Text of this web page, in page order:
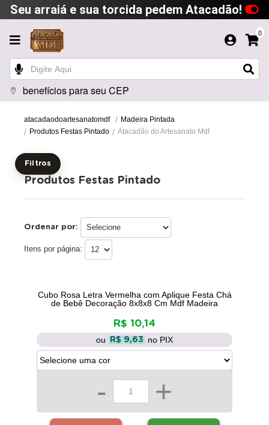
Seu arraiá e sua torcida pedem Atacadão!
0
benefícios para seu CEP
atacadaodoartesanatomdf
Madeira Pintada
Produtos Festas Pintado
Atacadão do Artesanato Mdf
Filtros
Produtos Festas Pintado
Ordenar por:
Itens por página:
Cubo Rosa Letra Vermelha com Aplique Festa Chá
de Bebê Decoração 8x8x8 Cm Mdf Madeira
R$ 10,14
ou R$ 9,63 no PIX
- +